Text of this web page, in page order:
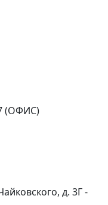
(ОФИС)
д. 3Г -